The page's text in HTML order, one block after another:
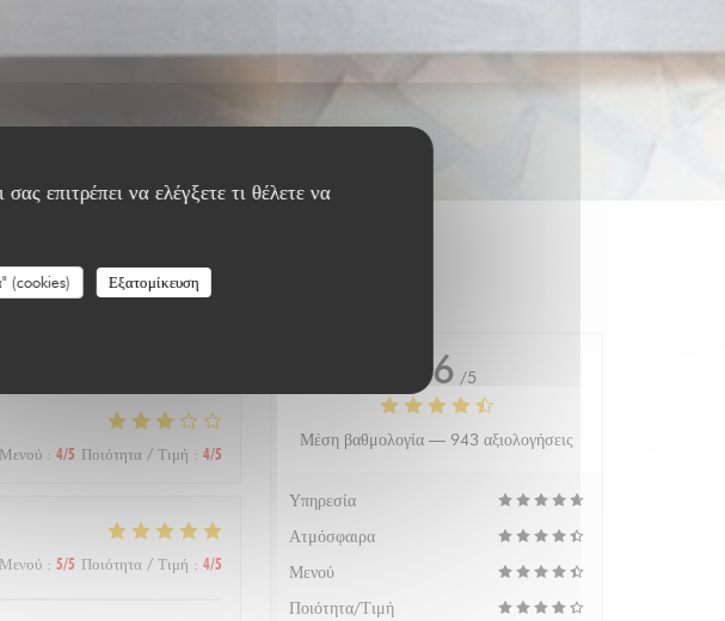
επιτρέπει να ελέγξετε τι θέλετε να
(cookies)
Εξατομίκευση
Μενού : 4/5 Ποιότητα / Τιμή : 4/5
Μενού : 5/5 Ποιότητα / Τιμή : 4/5
4.6 /5
Μέση βαθμολογία — 943 αξιολογήσεις
Υπηρεσία
Ατμόσφαιρα
Μενού
Ποιότητα/Τιμή